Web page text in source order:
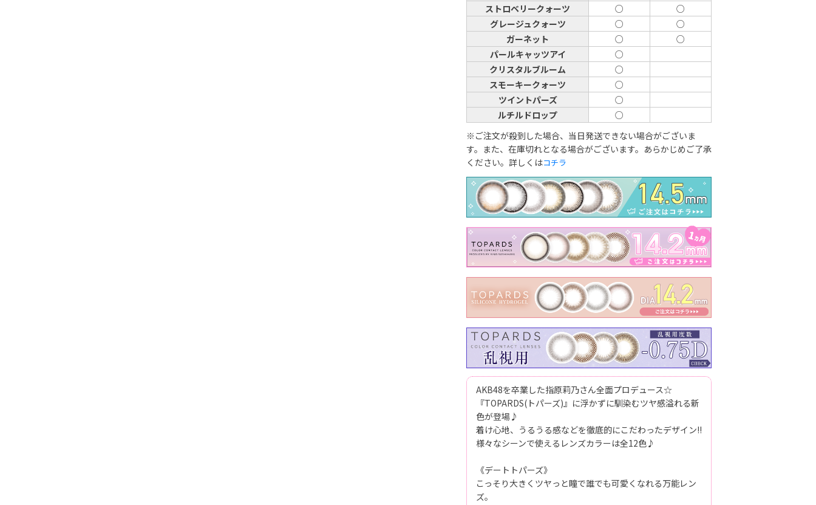
ストロベリークォーツ
○
○
グレージュクォーツ
○
○
ガーネット
○
○
パールキャッツアイ
○
クリスタルブルーム
○
スモーキークォーツ
○
ツイントパーズ
○
ルチルドロップ
○
※ご注文が殺到した場合、当日発送できない場合がございま
す。また、在庫切れとなる場合がございます。あらかじめご了承
ください。詳しくはコチラ
AKB48を卒業した指原莉乃さん全面プロデュース☆
『TOPARDS(トパーズ)』に浮かずに馴染むツヤ感溢れる新
色が登場♪
着け心地、うるうる感などを徹底的にこだわったデザイン!!
様々なシーンで使えるレンズカラーは全12色♪
《デートトパーズ》
こっそり大きくツヤっと瞳で誰でも可愛くなれる万能レン
ズ。